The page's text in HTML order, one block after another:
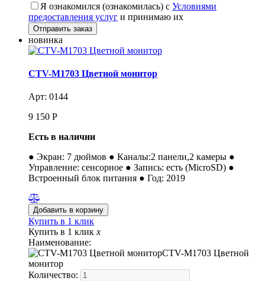
Я ознакомился (ознакомилась) с Условиями
предоставления услуг и принимаю их
новинка
CTV-M1703 Цветной монитор
Арт: 0144
9 150 Р
Есть в наличии
● Экран: 7 дюймов ● Каналы:2 панели,2 камеры ●
Управление: сенсорное ● Запись: есть (MicroSD) ●
Встроенный блок питания ● Год: 2019
Купить в 1 клик
Купить в 1 клик x
Наименование:
CTV-M1703 Цветной
монитор
Количество: